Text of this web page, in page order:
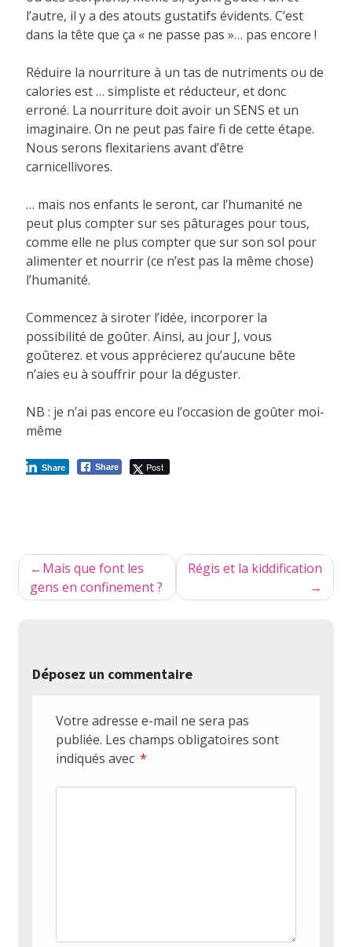
l’autre, il y a des atouts gustatifs évidents. C’est
dans la tête que ça « ne passe pas »… pas encore !
Réduire la nourriture à un tas de nutriments ou de
calories est … simpliste et réducteur, et donc
erroné. La nourriture doit avoir un SENS et un
imaginaire. On ne peut pas faire fi de cette étape.
Nous serons flexitariens avant d’être
carnicellivores.
… mais nos enfants le seront, car l’humanité ne
peut plus compter sur ses pâturages pour tous,
comme elle ne plus compter que sur son sol pour
alimenter et nourrir (ce n’est pas la même chose)
l’humanité.
Commencez à siroter l’idée, incorporer la
possibilité de goûter. Ainsi, au jour J, vous
goûterez. et vous apprécierez qu’aucune bête
n’aies eu à souffrir pour la déguster.
NB : je n’ai pas encore eu l’occasion de goûter moi-
même
Share Post
Share
Navigation
de
Mais que font les
gens en confinement ?
Régis et la kiddification
Déposez un commentaire
Votre adresse e-mail ne sera pas
publiée. Les champs obligatoires sont
indiqués avec *